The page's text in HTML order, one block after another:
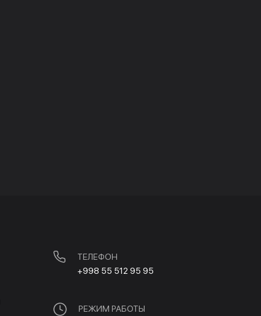
ТЕЛЕФОН
+998 55 512 95 95
РЕЖИМ РАБОТЫ